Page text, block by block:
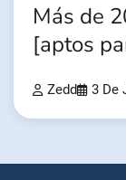
Más de
[aptos
Zedd 3 De